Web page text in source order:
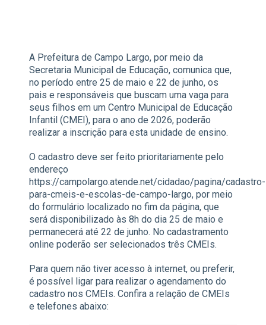
A Prefeitura de Campo Largo, por meio da
Secretaria Municipal de Educação, comunica que,
no período entre 25 de maio e 22 de junho, os
pais e responsáveis que buscam uma vaga para
seus filhos em um Centro Municipal de Educação
Infantil (CMEI), para o ano de 2026, poderão
realizar a inscrição para esta unidade de ensino.
O cadastro deve ser feito prioritariamente pelo
endereço
https://campolargo.atende.net/cidadao/pagina/cadastro-
para-cmeis-e-escolas-de-campo-largo, por meio
do formulário localizado no fim da página, que
será disponibilizado às 8h do dia 25 de maio e
permanecerá até 22 de junho. No cadastramento
online poderão ser selecionados três CMEIs.
Para quem não tiver acesso à internet, ou preferir,
é possível ligar para realizar o agendamento do
cadastro nos CMEIs. Confira a relação de CMEIs
e telefones abaixo: